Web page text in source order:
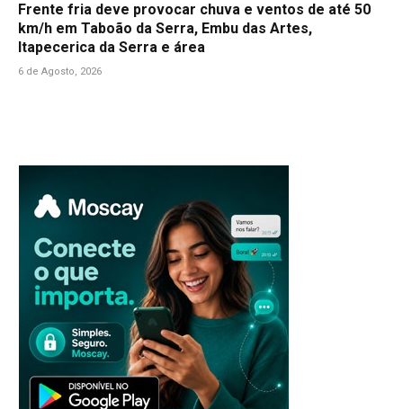
Frente fria deve provocar chuva e ventos de até 50
km/h em Taboão da Serra, Embu das Artes,
Itapecerica da Serra e área
6 de Agosto, 2026